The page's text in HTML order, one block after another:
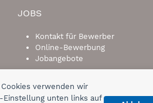
verwenden wir
Einstellung unten links auf
JOBS
Kontakt für Bewerber
Online-Bewerbung
Jobangebote